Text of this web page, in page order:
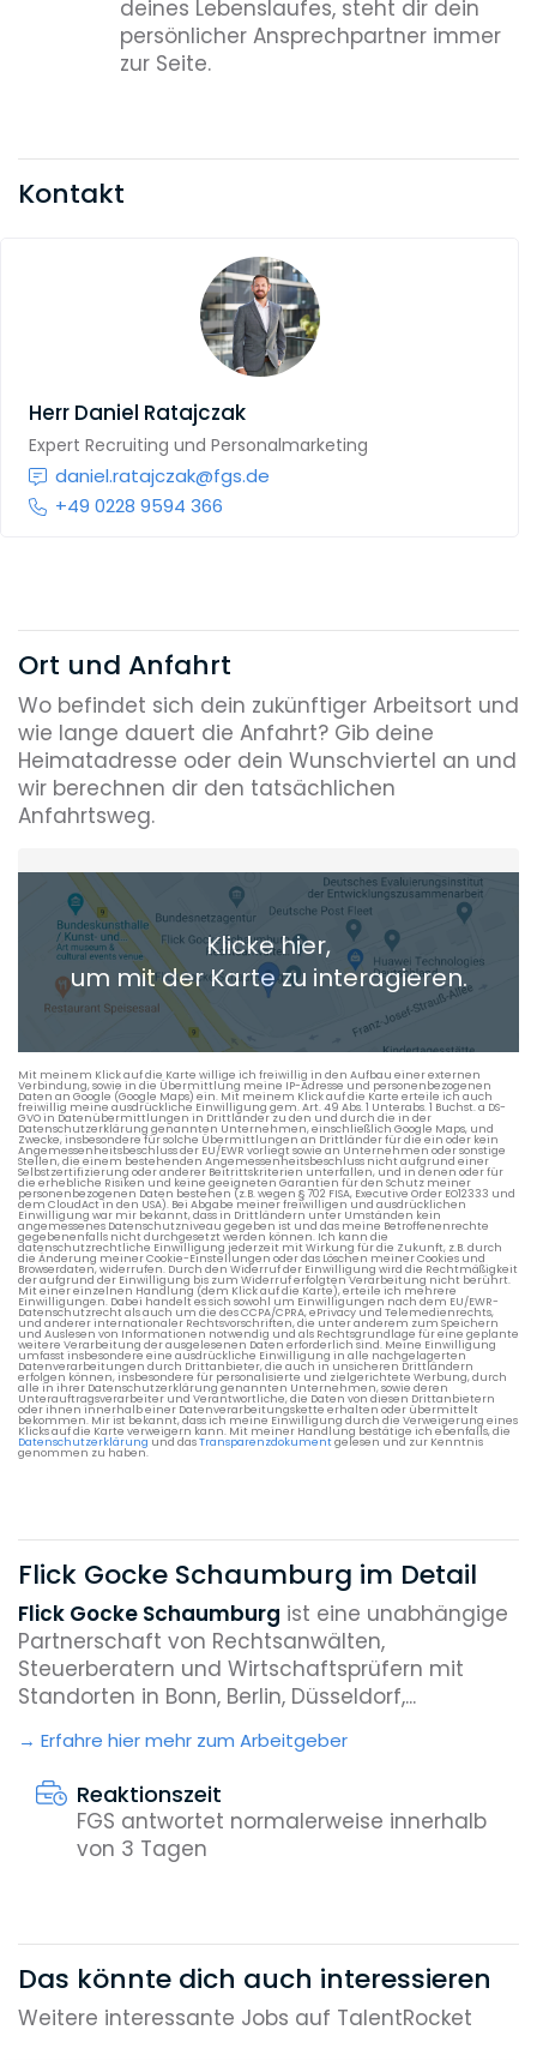
deines Lebenslaufes, steht dir dein
persönlicher Ansprechpartner immer
zur Seite.
Kontakt
Herr Daniel Ratajczak
Expert Recruiting und Personalmarketing
daniel.ratajczak@fgs.de
+49 0228 9594 366
Ort und Anfahrt
Wo befindet sich dein zukünftiger Arbeitsort und
wie lange dauert die Anfahrt? Gib deine
Heimatadresse oder dein Wunschviertel an und
wir berechnen dir den tatsächlichen
Anfahrtsweg.
Heimatadresse oder Wunschort
+ Aktuellen Standort hinzufügen
Die berechneten Anreisezeiten basieren auf den
Verkehrsdaten eines typischen Dienstag morgens um 8:30.
Klicke hier,
um mit der Karte zu interagieren.
Mit meinem Klick auf die Karte willige ich freiwillig in den Aufbau einer externen
Verbindung, sowie in die Übermittlung meine IP-Adresse und personenbezogenen
Daten an Google (Google Maps) ein. Mit meinem Klick auf die Karte erteile ich auch
freiwillig meine ausdrückliche Einwilligung gem. Art. 49 Abs. 1 Unterabs. 1 Buchst. a DS-
GVO in Datenübermittlungen in Drittländer zu den und durch die in der
Datenschutzerklärung genannten Unternehmen, einschließlich Google Maps, und
Zwecke, insbesondere für solche Übermittlungen an Drittländer für die ein oder kein
Angemessenheitsbeschluss der EU/EWR vorliegt sowie an Unternehmen oder sonstige
Stellen, die einem bestehenden Angemessenheitsbeschluss nicht aufgrund einer
Selbstzertifizierung oder anderer Beitrittskriterien unterfallen, und in denen oder für
die erhebliche Risiken und keine geeigneten Garantien für den Schutz meiner
personenbezogenen Daten bestehen (z.B. wegen § 702 FISA, Executive Order EO12333 und
dem CloudAct in den USA). Bei Abgabe meiner freiwilligen und ausdrücklichen
Einwilligung war mir bekannt, dass in Drittländern unter Umständen kein
angemessenes Datenschutzniveau gegeben ist und das meine Betroffenenrechte
gegebenenfalls nicht durchgesetzt werden können. Ich kann die
datenschutzrechtliche Einwilligung jederzeit mit Wirkung für die Zukunft, z.B. durch
die Änderung meiner Cookie-Einstellungen oder das Löschen meiner Cookies und
Browserdaten, widerrufen. Durch den Widerruf der Einwilligung wird die Rechtmäßigkeit
der aufgrund der Einwilligung bis zum Widerruf erfolgten Verarbeitung nicht berührt.
Mit einer einzelnen Handlung (dem Klick auf die Karte), erteile ich mehrere
Einwilligungen. Dabei handelt es sich sowohl um Einwilligungen nach dem EU/EWR-
Datenschutzrecht als auch um die des CCPA/CPRA, ePrivacy und Telemedienrechts,
und anderer internationaler Rechtsvorschriften, die unter anderem zum Speichern
und Auslesen von Informationen notwendig und als Rechtsgrundlage für eine geplante
weitere Verarbeitung der ausgelesenen Daten erforderlich sind. Meine Einwilligung
umfasst insbesondere eine ausdrückliche Einwilligung in alle nachgelagerten
Datenverarbeitungen durch Drittanbieter, die auch in unsicheren Drittländern
erfolgen können, insbesondere für personalisierte und zielgerichtete Werbung, durch
alle in ihrer Datenschutzerklärung genannten Unternehmen, sowie deren
Unterauftragsverarbeiter und Verantwortliche, die Daten von diesen Drittanbietern
oder ihnen innerhalb einer Datenverarbeitungskette erhalten oder übermittelt
bekommen. Mir ist bekannt, dass ich meine Einwilligung durch die Verweigerung eines
Klicks auf die Karte verweigern kann. Mit meiner Handlung bestätige ich ebenfalls, die
Datenschutzerklärung und dasTransparenzdokumentgelesen und zur Kenntnis
genommen zu haben.
Flick Gocke Schaumburg im Detail
Flick Gocke Schaumburg ist eine unabhängige
Partnerschaft von Rechtsanwälten,
Steuerberatern und Wirtschaftsprüfern mit
Standorten in Bonn, Berlin, Düsseldorf,...
Erfahre hier mehr zum Arbeitgeber
Reaktionszeit
FGS antwortet normalerweise innerhalb
von 3 Tagen
Das könnte dich auch interessieren
Weitere interessante Jobs auf TalentRocket